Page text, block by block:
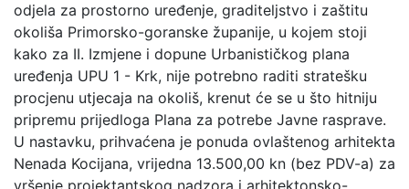
odjela za prostorno uređenje, graditeljstvo i zaštitu
okoliša Primorsko-goranske županije, u kojem stoji
kako za II. Izmjene i dopune Urbanističkog plana
uređenja UPU 1 - Krk, nije potrebno raditi stratešku
procjenu utjecaja na okoliš, krenut će se u što hitniju
pripremu prijedloga Plana za potrebe Javne rasprave.
U nastavku, prihvaćena je ponuda ovlaštenog arhitekta
Nenada Kocijana, vrijedna 13.500,00 kn (bez PDV-a) za